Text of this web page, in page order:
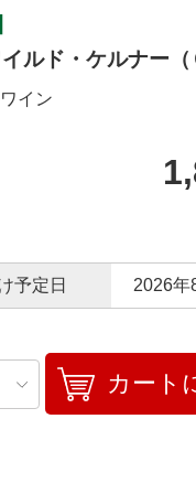
ルド・ケルナー（
イン
予定日 2026年
カート